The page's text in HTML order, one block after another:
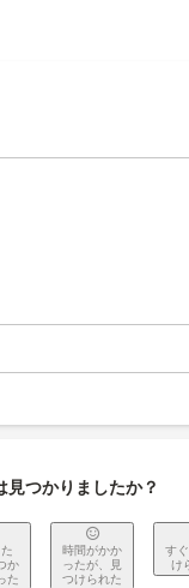
見つかりましたか？
か
た
時間がかか
ったが、見
つけられた
す
け